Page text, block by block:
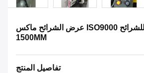
آلة إعادة التدوير للشرائح ISO9000 عرض الشرائح ماكس
1500MM
تفاصيل المنتج